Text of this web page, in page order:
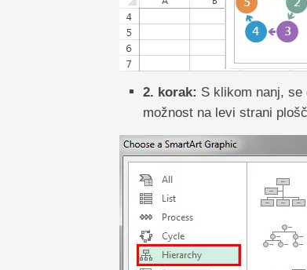
2. korak: S klikom nanj,
možnost na levi strani